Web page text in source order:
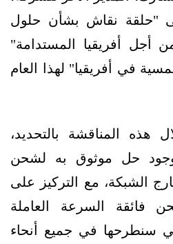
"حلقة نقاش بشأن حلول
أجل أفريقيا المستدامة"
في أفريقيا" لهذا العام
هذه المناقشة بالتحديد،
حل موثوق به لشحن
الشبكة، مع التركيز على
فائقة السرعة العاملة
سنطرحها في جميع أنحاء